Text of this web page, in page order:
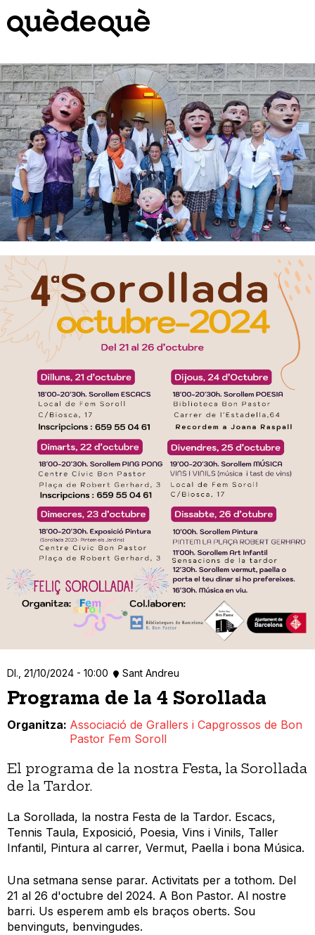
contingut
Dl., 21/10/2024 - 10:00 Sant Andreu
Programa de la 4 Sorollada
Organitza Associació de Grallers i Capgrossos de Bon
Pastor Fem Soroll
El programa de la nostra Festa, la Sorollada
de la Tardor.
La Sorollada, la nostra Festa de la Tardor. Escacs,
Tennis Taula, Exposició, Poesia, Vins i Vinils, Taller
Infantil, Pintura al carrer, Vermut, Paella i bona Música.
Una setmana sense parar. Activitats per a tothom. Del
21 al 26 d'octubre del 2024. A Bon Pastor. Al nostre
barri. Us esperem amb els braços oberts. Sou
benvinguts, benvingudes.